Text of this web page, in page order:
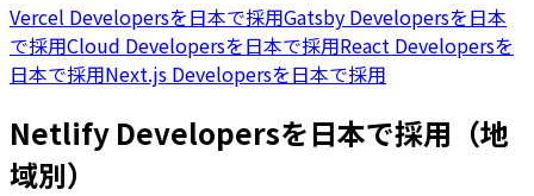
Vercel Developersを日本で採用Gatsby Developersを日本
で採用Cloud Developersを日本で採用React Developersを
日本で採用Next.js Developersを日本で採用
Netlify Developersを日本で採用（地
域別）